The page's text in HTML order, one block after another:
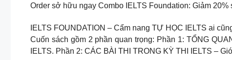
Order sở hữu ngay Combo IELTS Foundation: Giảm
IELTS FOUNDATION – Cẩm nang TỰ HỌC IELTS ai
Cuốn sách gồm 2 phần quan trọng: Phần 1: TỔNG
IELTS. Phần 2: CÁC BÀI THI TRONG KỲ THI IELTS –